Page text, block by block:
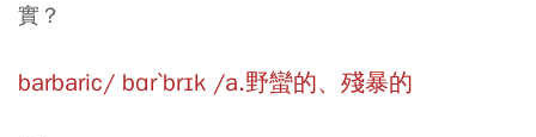
實？
barbaric/ bɑrˋbrɪk /a.野蠻的、殘暴的